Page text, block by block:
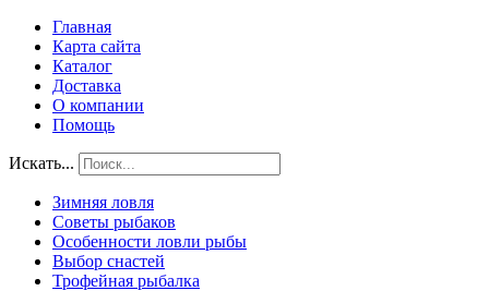
Главная
Карта сайта
Каталог
Доставка
О компании
Помощь
Искать...
Зимняя ловля
Советы рыбаков
Особенности ловли рыбы
Выбор снастей
Трофейная рыбалка